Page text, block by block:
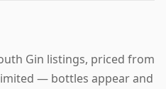
Gin listings, priced from
— bottles appear and